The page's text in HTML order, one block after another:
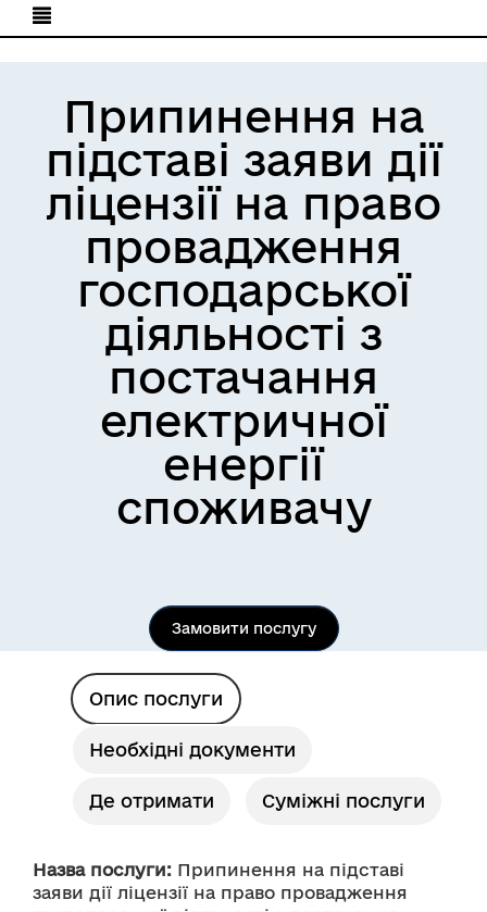
Припинення на
підставі заяви дії
ліцензії на право
провадження
господарської
діяльності з
постачання
електричної
енергії
споживачу
Замовити послугу
Опис послуги
Необхідні документи
Де отримати Суміжні послуги
Назва послуги: Припинення на підставі
заяви дії ліцензії на право провадження